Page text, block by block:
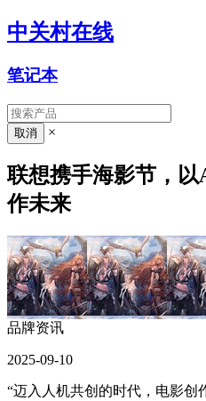
中关村在线
笔记本
×
联想携手海影节，
作未来
品牌资讯
2025-09-10
“迈入人机共创的时代，电影